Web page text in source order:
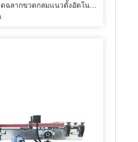
ฉลากขวดกลมแนวตั้งอัตโนมัติ